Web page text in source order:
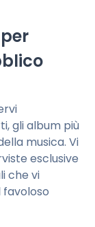
gli album più
musica. Vi
esclusive
che vi